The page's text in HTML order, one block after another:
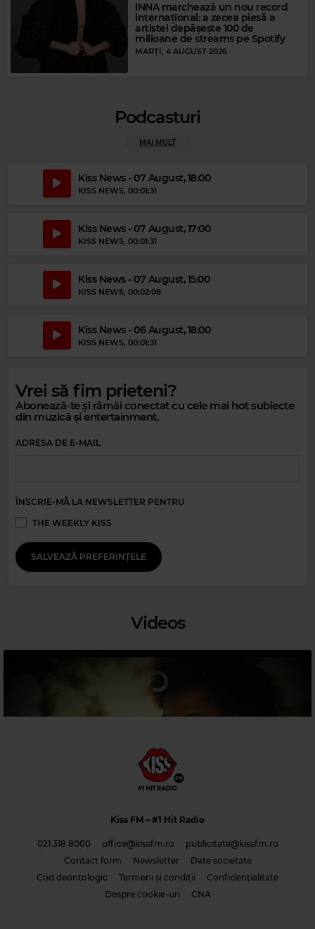
Magic Party Mix
MAGIC PARTY MIX
INNA marchează un nou record
internațional: a zecea piesă a
artistei depășește 100 de
milioane de streams pe Spotify
MARȚI, 4 AUGUST 2026
Podcasturi
MAI MULT
Kiss News - 07 August, 18:00
KISS NEWS , 00:01:31
Kiss News - 07 August, 17:00
KISS NEWS , 00:01:31
Kiss News - 07 August, 15:00
KISS NEWS , 00:02:08
Kiss News - 06 August, 18:00
KISS NEWS , 00:01:31
Vrei să fim prieteni?
Abonează-te și rămâi conectat cu cele mai hot subiecte
din muzică și entertainment.
ADRESA DE E-MAIL
ÎNSCRIE-MĂ LA NEWSLETTER PENTRU
THE WEEKLY KISS
SALVEAZĂ PREFERINȚELE
Videos
Costi & Adrian Saguna & Benzol – Solo tu -1
Kiss FM – #1 Hit Radio
021 318 8000 office@kissfm.ro
publicitate@kissfm.ro
Contact form
Newsletter
Date societate
Cod deontologic
Termeni și condiții
Confidențialitate
Despre cookie-uri
CNA